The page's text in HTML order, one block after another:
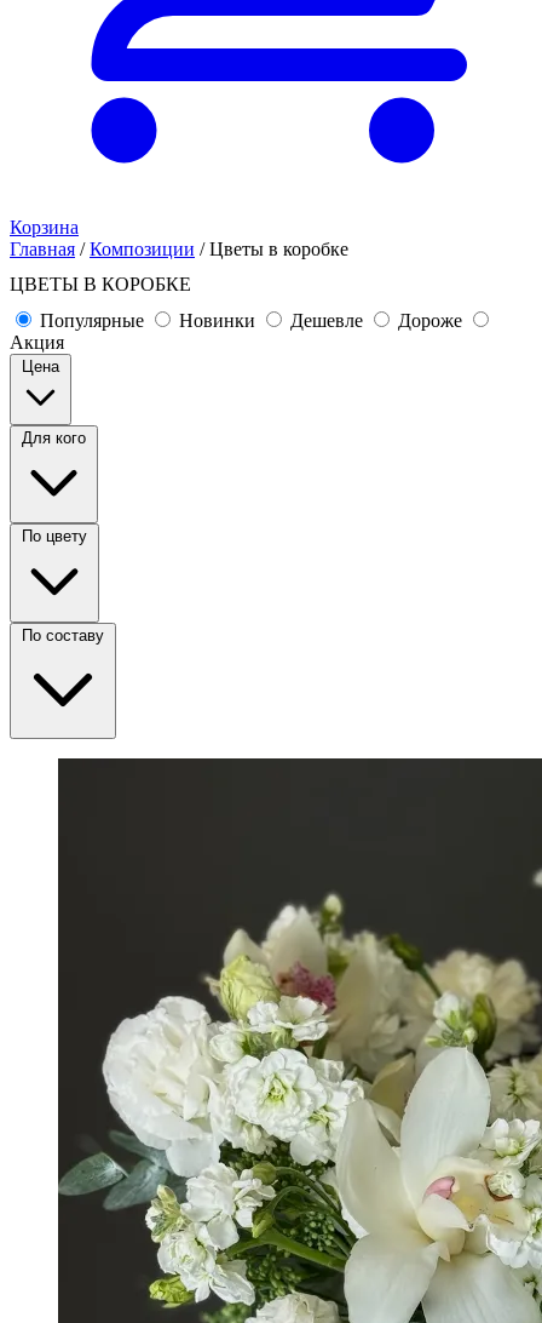
Корзина
Главная / Композиции / Цветы в коробке
ЦВЕТЫ В КОРОБКЕ
Популярные
Новинки Дешевле
Дороже
Акция
Цена
Для кого
По цвету
По составу